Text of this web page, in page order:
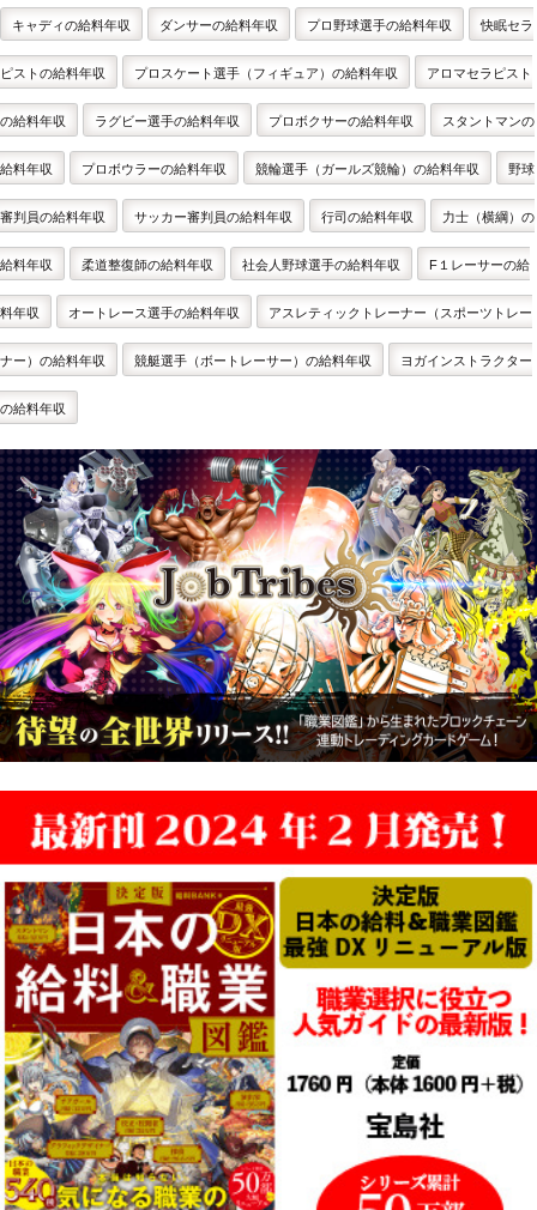
キャディの給料年収 ダンサーの給料年収 プロ野球選手の給料年収 快眠セラ
ピストの給料年収 プロスケート選手（フィギュア）の給料年収 アロマセラピスト
の給料年収 ラグビー選手の給料年収 プロボクサーの給料年収 スタントマンの
給料年収 プロボウラーの給料年収 競輪選手（ガールズ競輪）の給料年収 野球
審判員の給料年収 サッカー審判員の給料年収 行司の給料年収 力士（横綱）の
給料年収 柔道整復師の給料年収 社会人野球選手の給料年収 F１レーサーの給
料年収 オートレース選手の給料年収 アスレティックトレーナー（スポーツトレー
ナー）の給料年収 競艇選手（ボートレーサー）の給料年収 ヨガインストラクター
の給料年収